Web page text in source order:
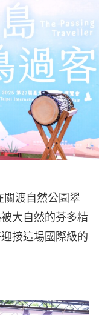
關渡自然公園翠
大自然的芬多精
接這場國際級的